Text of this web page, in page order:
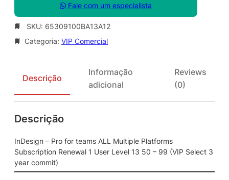
Fale com um especialista
SKU: 65309100BA13A12
Categoria: VIP Comercial
Descrição
Informação
adicional
Reviews
(0)
Descrição
InDesign – Pro for teams ALL Multiple Platforms
Subscription Renewal 1 User Level 13 50 – 99 (VIP Select 3
year commit)